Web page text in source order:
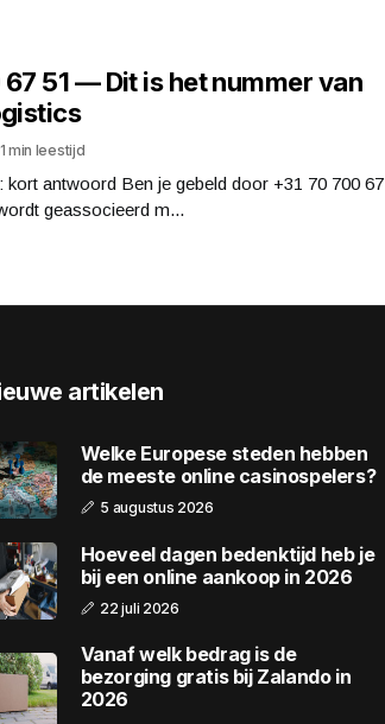
51 — Dit is het nummer van
1 min leestijd
kort antwoord Ben je gebeld door +31 70 700 67
geassocieerd m...
artikelen
Welke Europese steden hebben
de meeste online casinospelers?
5 augustus 2026
Hoeveel dagen bedenktijd heb je
bij een online aankoop in 2026
22 juli 2026
Vanaf welk bedrag is de
bezorging gratis bij Zalando in
2026